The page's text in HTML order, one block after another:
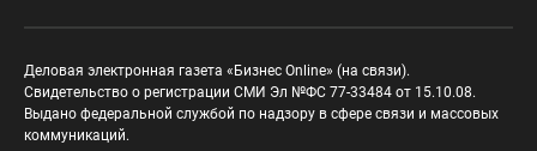
Деловая электронная газета «Бизнес Online» (на связи).
Свидетельство о регистрации СМИ Эл №ФС 77-33484 от 15.10.08.
Выдано федеральной службой по надзору в сфере связи и массовых
коммуникаций.